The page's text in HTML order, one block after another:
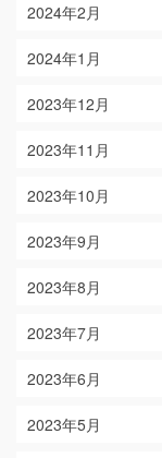
2024年2月
2024年1月
2023年12月
2023年11月
2023年10月
2023年9月
2023年8月
2023年7月
2023年6月
2023年5月